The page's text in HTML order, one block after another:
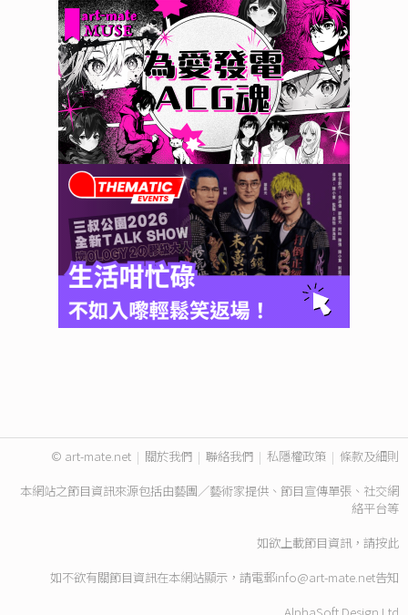
© art-mate.net | 關於我們 | 聯絡我們 | 私隱權政策 | 條款及細則
本網站之節目資訊來源包括由藝團／藝術家提供、節目宣傳單張、社交網
絡平台等
如欲上載節目資訊，請按此
如不欲有關節目資訊在本網站顯示，請電郵info@art-mate.net告知